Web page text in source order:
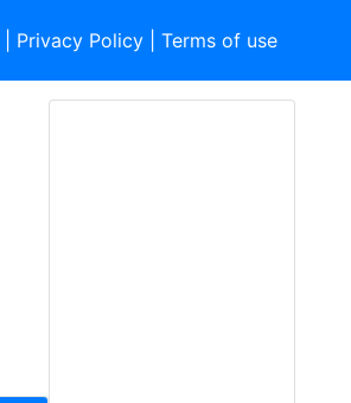
Privacy Policy |Terms of use